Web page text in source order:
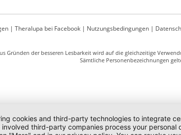
| Theralupa bei Facebook| Nutzungsbedingungen|
Gründen der besseren Lesbarkeit wird auf die gleichzeitige
Sämtliche Personenbezeichnungen
cookies and third-party technologies to integrate
third-party companies process your